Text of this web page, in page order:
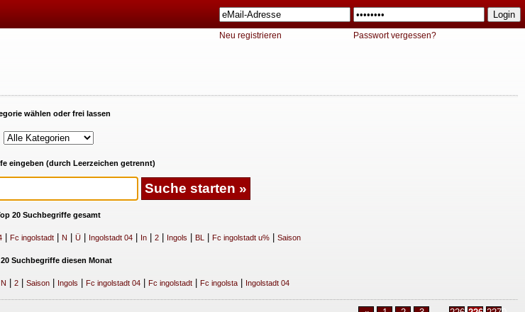
Neu registrieren Passwort vergessen?
wählen oder frei lassen
eingeben (durch Leerzeichen getrennt)
20 Suchbegriffe gesamt
| Fc ingolstadt| N Ü Ingolstadt 04| In| 2| Ingols BL | Fc ingolstadt u%| Saison
Suchbegriffe diesen Monat
N 2| Saison| Ingols Fc ingolstadt 04| Fc ingolstadt| Fc ingolsta| Ingolstadt 04